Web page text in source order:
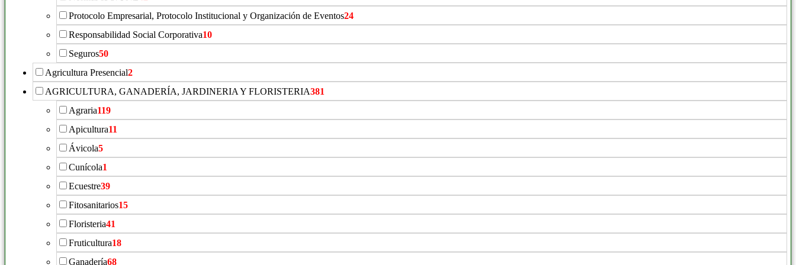
Protocolo Empresarial, Protocolo Institucional y Organización de Eventos24
Responsabilidad Social Corporativa10
Seguros50
Agricultura Presencial2
AGRICULTURA, GANADERÍA, JARDINERIA Y FLORISTERIA381
Agraria119
Apicultura11
Ávicola5
Cunícola1
Ecuestre39
Fitosanitarios15
Floristeria41
Fruticultura18
Ganadería68